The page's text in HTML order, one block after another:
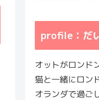
profile：だ
オットがロンド
猫と一緒にロン
オランダで過ご